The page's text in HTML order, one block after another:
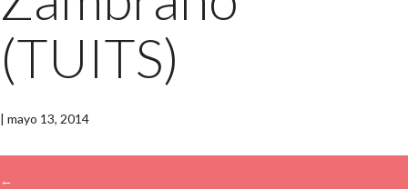
(TUITS)
| mayo 13, 2014
←